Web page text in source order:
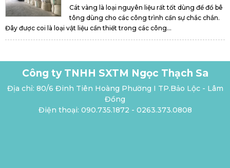
Cát vàng là loại nguyên liệu rất tốt dùng để đổ bê
tông dùng cho các công trình cần sự chắc chắn.
Đây được coi là loại vật liệu cần thiết trong các công...
Công ty TNHH SXTM Ngọc Thạch Sa
Địa chỉ: 80/6 Đinh Tiên Hoàng Phường I TP.Bảo Lộc - Lâm
Đồng
Điện thoại: 090.735.1872 - 0263.373.0808